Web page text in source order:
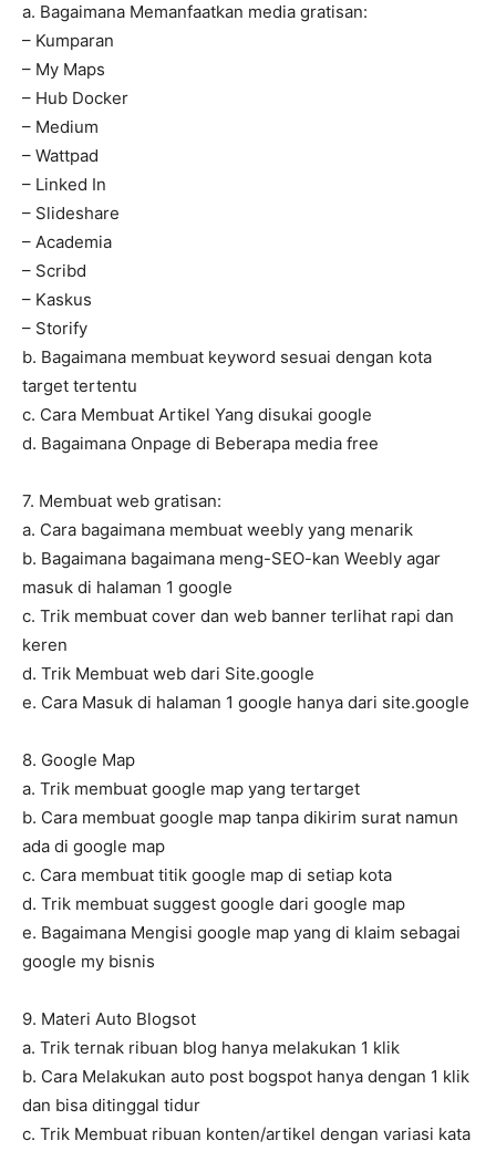
a. Bagaimana Memanfaatkan media gratisan:
– Kumparan
– My Maps
– Hub Docker
– Medium
– Wattpad
– Linked In
– Slideshare
– Academia
– Scribd
– Kaskus
– Storify
b. Bagaimana membuat keyword sesuai dengan kota
target tertentu
c. Cara Membuat Artikel Yang disukai google
d. Bagaimana Onpage di Beberapa media free
7. Membuat web gratisan:
a. Cara bagaimana membuat weebly yang menarik
b. Bagaimana bagaimana meng-SEO-kan Weebly agar
masuk di halaman 1 google
c. Trik membuat cover dan web banner terlihat rapi dan
keren
d. Trik Membuat web dari Site.google
e. Cara Masuk di halaman 1 google hanya dari site.google
8. Google Map
a. Trik membuat google map yang tertarget
b. Cara membuat google map tanpa dikirim surat namun
ada di google map
c. Cara membuat titik google map di setiap kota
d. Trik membuat suggest google dari google map
e. Bagaimana Mengisi google map yang di klaim sebagai
google my bisnis
9. Materi Auto Blogsot
a. Trik ternak ribuan blog hanya melakukan 1 klik
b. Cara Melakukan auto post bogspot hanya dengan 1 klik
dan bisa ditinggal tidur
c. Trik Membuat ribuan konten/artikel dengan variasi kata